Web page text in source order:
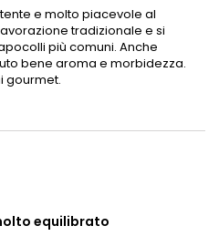
e molto piacevole al
tradizionale e si
più comuni. Anche
bene aroma e morbidezza.
gourmet.
equilibrato